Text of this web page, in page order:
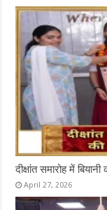
दीक्षांत समारोह में
April 27, 2026